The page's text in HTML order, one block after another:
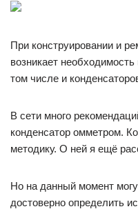
При конструировании и
возникает
том числе и
В сети много
конденсатор омметром.
методику. О ней я ещё
Но на данный момент
достоверно определить